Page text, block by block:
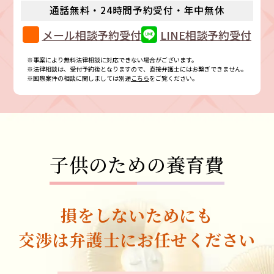
通話無料・24時間予約受付・年中無休
メール相談予約受付 LINE相談予約受付
※事案により無料法律相談に対応できない場合がございます。
※法律相談は、受付予約後となりますので、直接弁護士にはお繋ぎできません。
※国際案件の相談に関しましては別途こちらをご覧ください。
子供のための養育費
損をしないためにも
交渉は弁護士にお任せください